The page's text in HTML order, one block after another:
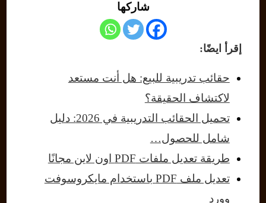
شاركها
إقرأ ايضًا:
حقائب تدريبية للبيع: هل أنت مستعد
لاكتشاف الحقيقة؟
تحميل الحقائب التدريبية في 2026: دليل
شامل للحصول…
طريقة تعديل ملفات PDF اون لاين مجانًا
تعديل ملف PDF باستخدام مايكروسوفت
وورد